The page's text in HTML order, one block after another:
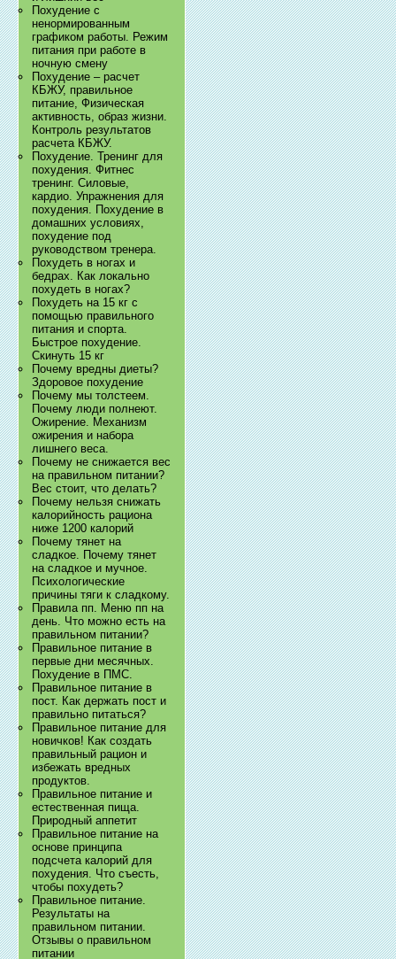
Похудение с
ненормированным
графиком работы. Режим
питания при работе в
ночную смену
Похудение – расчет
КБЖУ, правильное
питание, Физическая
активность, образ жизни.
Контроль результатов
расчета КБЖУ.
Похудение. Тренинг для
похудения. Фитнес
тренинг. Силовые,
кардио. Упражнения для
похудения. Похудение в
домашних условиях,
похудение под
руководством тренера.
Похудеть в ногах и
бедрах. Как локально
похудеть в ногах?
Похудеть на 15 кг с
помощью правильного
питания и спорта.
Быстрое похудение.
Скинуть 15 кг
Почему вредны диеты?
Здоровое похудение
Почему мы толстеем.
Почему люди полнеют.
Ожирение. Механизм
ожирения и набора
лишнего веса.
Почему не снижается вес
на правильном питании?
Вес стоит, что делать?
Почему нельзя снижать
калорийность рациона
ниже 1200 калорий
Почему тянет на
сладкое. Почему тянет
на сладкое и мучное.
Психологические
причины тяги к сладкому.
Правила пп. Меню пп на
день. Что можно есть на
правильном питании?
Правильное питание в
первые дни месячных.
Похудение в ПМС.
Правильное питание в
пост. Как держать пост и
правильно питаться?
Правильное питание для
новичков! Как создать
правильный рацион и
избежать вредных
продуктов.
Правильное питание и
естественная пища.
Природный аппетит
Правильное питание на
основе принципа
подсчета калорий для
похудения. Что съесть,
чтобы похудеть?
Правильное питание.
Результаты на
правильном питании.
Отзывы о правильном
питании